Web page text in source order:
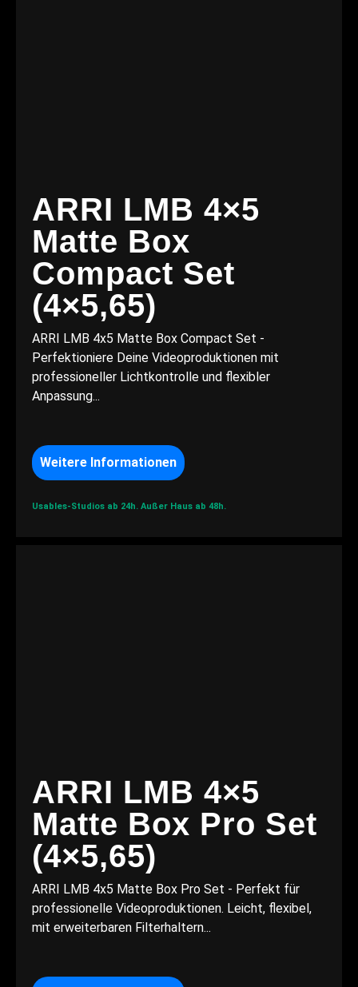
ARRI LMB 4×5
Matte Box
Compact Set
(4×5,65)
ARRI LMB 4x5 Matte Box Compact Set -
Perfektioniere Deine Videoproduktionen mit
professioneller Lichtkontrolle und flexibler
Anpassung...
Weitere Informationen
Usables-Studios ab 24h. Außer Haus ab 48h.
ARRI LMB 4×5
Matte Box Pro Set
(4×5,65)
ARRI LMB 4x5 Matte Box Pro Set - Perfekt für
professionelle Videoproduktionen. Leicht, flexibel,
mit erweiterbaren Filterhaltern...